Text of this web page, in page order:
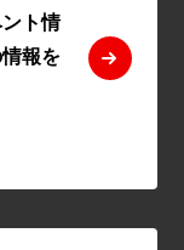
ト情
報を